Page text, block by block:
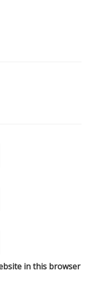
in this browser